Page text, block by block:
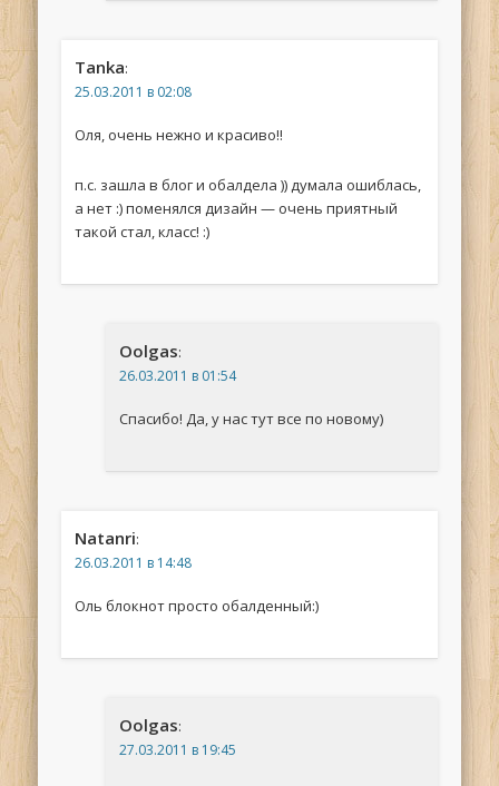
Tanka:
25.03.2011 в 02:08
Оля, очень нежно и красиво!!
п.с. зашла в блог и обалдела )) думала ошиблась,
а нет :) поменялся дизайн — очень приятный
такой стал, класс! :)
Oolgas:
26.03.2011 в 01:54
Спасибо! Да, у нас тут все по новому)
Natanri:
26.03.2011 в 14:48
Оль блокнот просто обалденный:)
Oolgas:
27.03.2011 в 19:45